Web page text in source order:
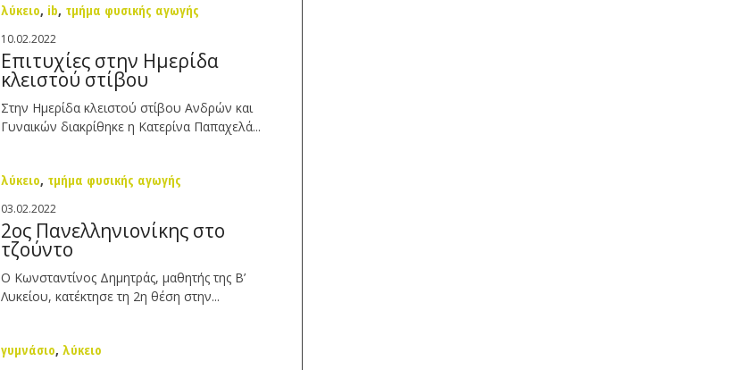
λύκειο, ib, τμήμα φυσικής αγωγής
10.02.2022
Επιτυχίες στην Ημερίδα
κλειστού στίβου
Στην Ημερίδα κλειστού στίβου Ανδρών και
Γυναικών διακρίθηκε η Κατερίνα Παπαχελά...
λύκειο, τμήμα φυσικής αγωγής
03.02.2022
2ος Πανελληνιονίκης στο
τζούντο
Ο Κωνσταντίνος Δημητράς, μαθητής της Β’
Λυκείου, κατέκτησε τη 2η θέση στην...
γυμνάσιο, λύκειο